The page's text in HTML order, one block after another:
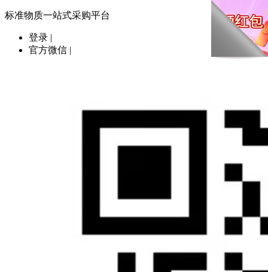
标准物质一站式采购平台
登录 |
官方微信 |